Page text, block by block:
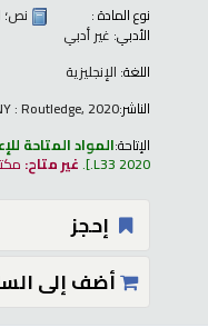
نوع المادة :
نص
الأدبي: غير أدبي
اللغة: الإنجليزية
الناشر:: Routledge, 2020
الإتاحة:المواد المتاحة
.L33 2020
.غير متاح:
إحجز
أضف إلى